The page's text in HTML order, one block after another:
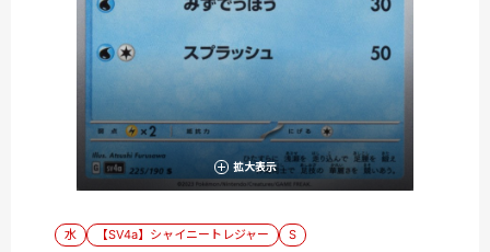
拡大表示
水 【SV4a】シャイニートレジャー S